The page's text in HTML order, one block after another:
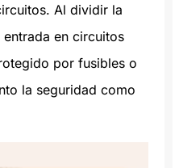
Al dividir la
en circuitos
por fusibles o
la seguridad como